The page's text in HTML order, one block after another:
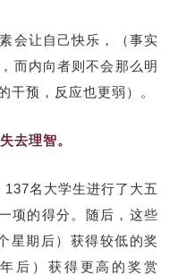
会让自己快乐，（事实
而内向者则不会那么明
干预，反应也更弱）。
去理智。
名大学生进行了大五
项的得分。随后，这些
星期后）获得较低的奖
后）获得更高的奖赏